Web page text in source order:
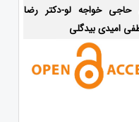
حاجی خواجه لو-دکتر رضا
امیدی بیدگلی